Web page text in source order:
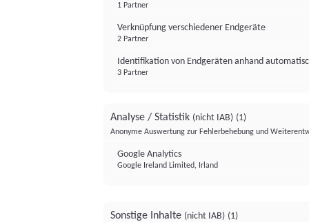
1 Partner
Verknüpfung verschiedener Endgeräte
2 Partner
Identifikation von Endgeräten anhand
3 Partner
Analyse / Statistik (nicht IAB) (1)
Anonyme Auswertung zur Fehlerbehebung und
Google Analytics
Google Ireland Limited, Irland
Sonstige Inhalte (nicht IAB) (1)